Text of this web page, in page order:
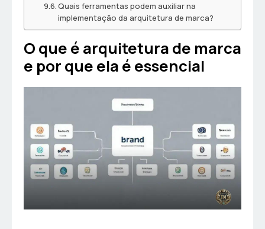
Quais ferramentas podem auxiliar na
implementação da arquitetura de marca?
O que é arquitetura de marca
e por que ela é essencial